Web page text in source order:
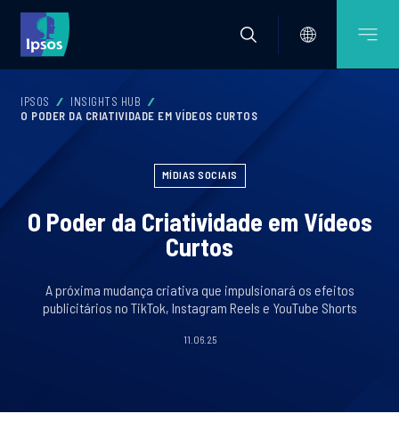
IPSOS
INSIGHTS HUB
O PODER DA CRIATIVIDADE EM VÍDEOS CURTOS
MÍDIAS SOCIAIS
O Poder da Criatividade em Vídeos
Curtos
A próxima mudança criativa que impulsionará os efeitos
publicitários no TikTok, Instagram Reels e YouTube Shorts
11.06.25